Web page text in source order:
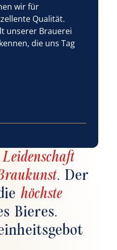
wir für
Qualität.
unserer Brauerei
die uns Tag
. Der
höchste
Bieres.